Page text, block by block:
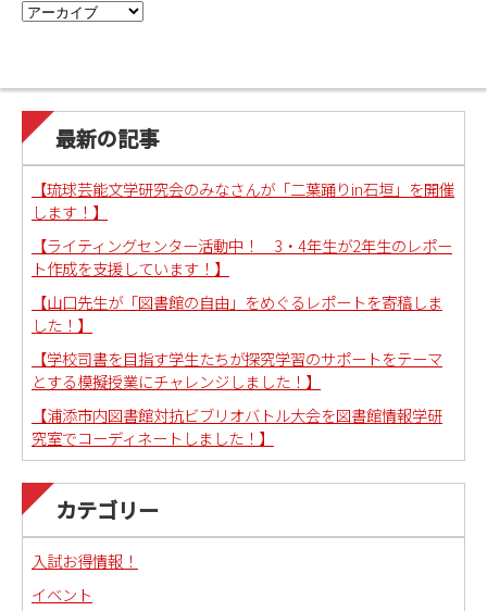
最新の記事
【琉球芸能文学研究会のみなさんが「二葉踊りin石垣」を開催
します！】
【ライティングセンター活動中！ 3・4年生が2年生のレポー
ト作成を支援しています！】
【山口先生が「図書館の自由」をめぐるレポートを寄稿しま
した！】
【学校司書を目指す学生たちが探究学習のサポートをテーマ
とする模擬授業にチャレンジしました！】
【浦添市内図書館対抗ビブリオバトル大会を図書館情報学研
究室でコーディネートしました！】
カテゴリー
入試お得情報！
イベント